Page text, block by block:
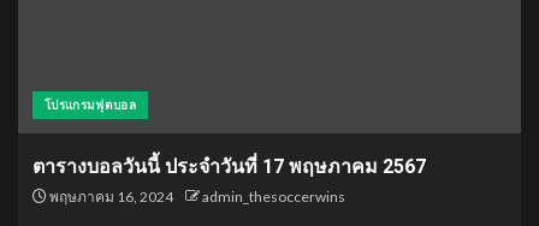
โปรแกรมฟุตบอล
ตารางบอลวันนี้ ประจำวันที่ 17 พฤษภาคม 2567
พฤษภาคม 16, 2024 admin_thesoccerwins